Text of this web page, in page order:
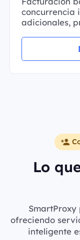
concurrencia
adicionales,
Lo
ofreciendo
inteligente